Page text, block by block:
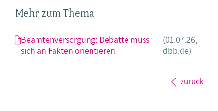
Mehr zum Thema
Beamtenversorgung: Debatte muss
sich an Fakten orientieren
(01.07.26,
dbb.de)
zurück